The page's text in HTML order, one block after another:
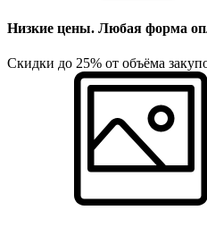
Низкие цены. Любая форма
Скидки до 25% от объёма